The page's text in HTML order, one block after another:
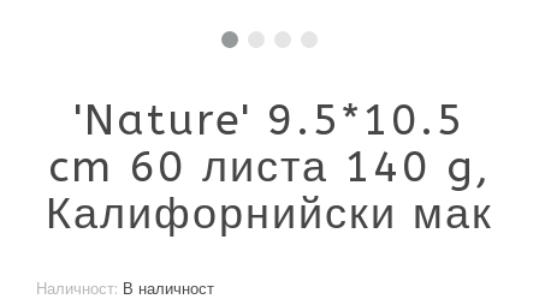
'Nature' 9.5*10.5
cm 60 листа 140 g,
Калифорнийски мак
Наличност: В наличност